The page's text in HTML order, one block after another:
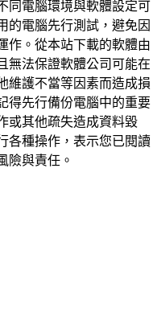
同電腦環境與軟體設定可
的電腦先行測試，避免因
作。從本站下載的軟體由
無法保證軟體公司可能在
維護不當等因素而造成損
得先行備份電腦中的重要
或其他疏失造成資料毀
各種操作，表示您已閱讀
險與責任。